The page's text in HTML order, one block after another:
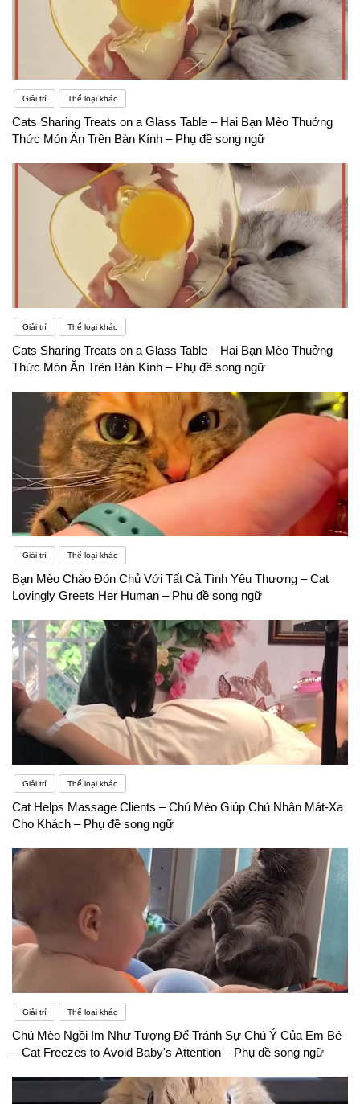
Giải trí Thể loại khác
Cats Sharing Treats on a Glass Table – Hai Bạn Mèo Thuởng
Thức Món Ăn Trên Bàn Kính – Phụ đề song ngữ
Giải trí Thể loại khác
Cats Sharing Treats on a Glass Table – Hai Bạn Mèo Thuởng
Thức Món Ăn Trên Bàn Kính – Phụ đề song ngữ
Giải trí Thể loại khác
Bạn Mèo Chào Đón Chủ Với Tất Cả Tình Yêu Thương – Cat
Lovingly Greets Her Human – Phụ đề song ngữ
Giải trí Thể loại khác
Cat Helps Massage Clients – Chú Mèo Giúp Chủ Nhân Mát-Xa
Cho Khách – Phụ đề song ngữ
Giải trí Thể loại khác
Chú Mèo Ngồi Im Như Tượng Để Tránh Sự Chú Ý Của Em Bé
– Cat Freezes to Avoid Baby's Attention – Phụ đề song ngữ